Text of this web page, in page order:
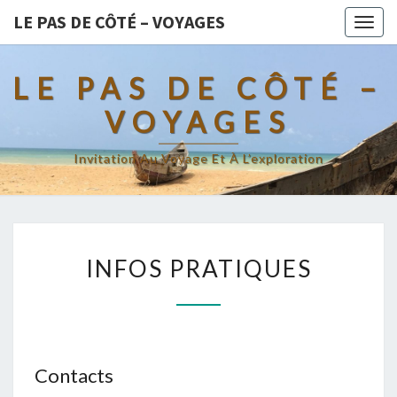
LE PAS DE CÔTÉ – VOYAGES
LE PAS DE CÔTÉ –
VOYAGES
Invitation Au Voyage Et À L’exploration
PRATIQUES
INFOS PRATIQUES
Contacts